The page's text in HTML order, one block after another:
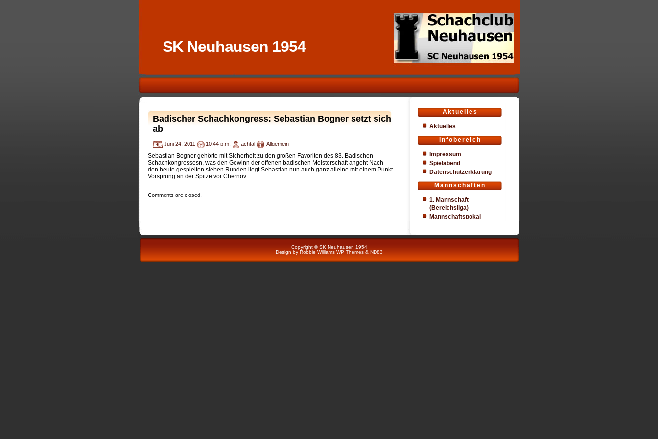
SK Neuhausen 1954
Badischer Schachkongress: Sebastian Bogner setzt sich
ab
Juni 24, 2011 10:44 p.m. achtal Allgemein
Sebastian Bogner gehörte mit Sicherheit zu den großen Favoriten des 83. Badischen
Schachkongressesn, was den Gewinn der offenen badischen Meisterschaft angeht Nach
den heute gespielten sieben Runden liegt Sebastian nun auch ganz alleine mit einem Punkt
Vorsprung an der Spitze vor Chernov.
Comments are closed.
Aktuelles
Aktuelles
Infobereich
Impressum
Spielabend
Datenschutzerklärung
Mannschaften
1. Mannschaft
(Bereichsliga)
Mannschaftspokal
Copyright © SK Neuhausen 1954
Design by Robbie Williams WP Themes& ND83